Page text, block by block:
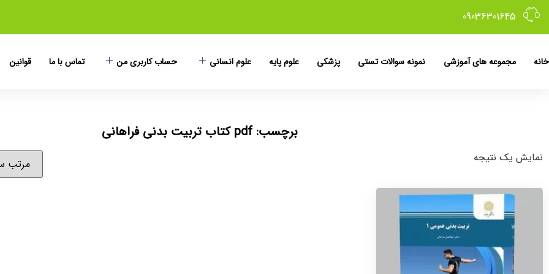
09036301645
خانه مجموعه های آموزشی نمونه سوالات تستی پزشکی علوم پایه علوم انسانی حساب کاربری من تماس با ما قوانین
برچسب: pdf کتاب تربیت بدنی فراهانی
نمایش یک نتیجه